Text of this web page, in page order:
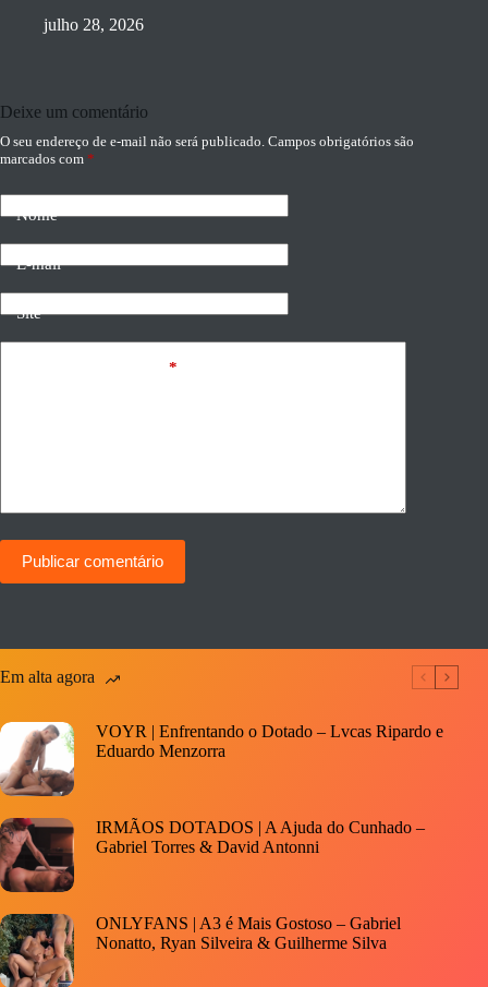
julho 28, 2026
Deixe um comentário
O seu endereço de e-mail não será publicado. Campos obrigatórios são
marcados com *
Nome
E-mail
Site
*
Publicar comentário
Em alta agora
VOYR | Enfrentando o Dotado – Lvcas Ripardo e
Eduardo Menzorra
IRMÃOS DOTADOS | A Ajuda do Cunhado –
Gabriel Torres & David Antonni
ONLYFANS | A3 é Mais Gostoso – Gabriel
Nonatto, Ryan Silveira & Guilherme Silva